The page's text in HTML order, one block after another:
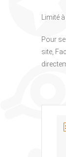
Limité
Pour
site,